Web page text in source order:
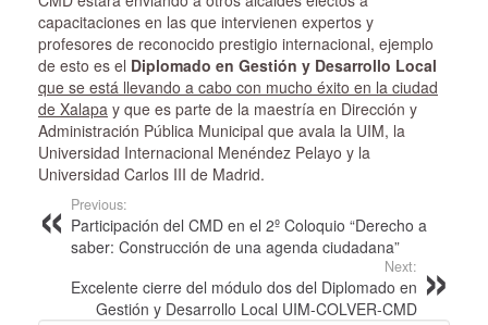
capacitaciones en las que intervienen expertos y
profesores de reconocido prestigio internacional, ejemplo
de esto es el Diplomado en Gestión y Desarrollo Local
que se está llevando a cabo con mucho éxito en la ciudad
de Xalapa y que es parte de la maestría en Dirección y
Administración Pública Municipal que avala la UIM, la
Universidad Internacional Menéndez Pelayo y la
Universidad Carlos III de Madrid.
Previous:
Participación del CMD en el 2º Coloquio “Derecho a
saber: Construcción de una agenda ciudadana”
Next:
Excelente cierre del módulo dos del Diplomado en
Gestión y Desarrollo Local UIM-COLVER-CMD